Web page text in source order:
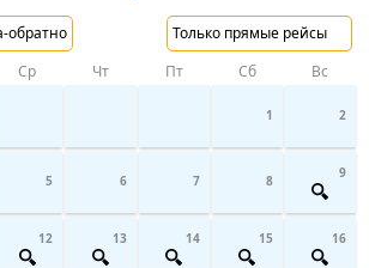
обратно Только прямые рейсы
Ср Чт Пт Сб Вс
1 2
5 6 7 8 9
12 13 14 15 16